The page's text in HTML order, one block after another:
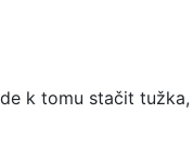
k tomu stačit